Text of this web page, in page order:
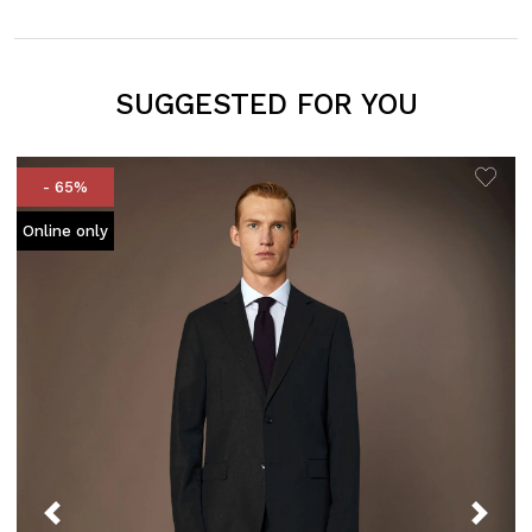
SUGGESTED FOR YOU
- 65%
Online only